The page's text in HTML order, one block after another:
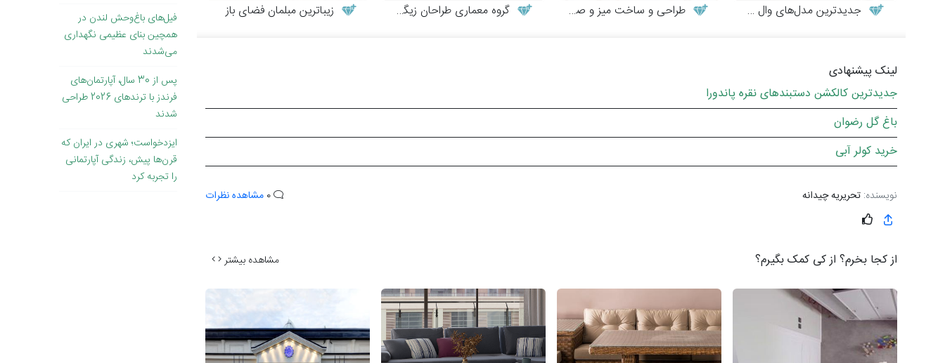
جدیدترین مدل‌های وال هنگ طراحی و ساخت میز و صندلی چوبی گروه معماری طراحان زیگورات زیباترین مبلمان فضای باز
لینک پیشنهادی
جدیدترین کالکشن دستبندهای نقره پاندورا
باغ گل رضوان
خرید کولر آبی
نویسنده: تحریریه چیدانه مشاهده نظرات
از کجا بخرم؟ از کی کمک بگیرم؟ مشاهده بیشتر
فیل‌های باغ‌وحش لندن در
همچین بنای عظیمی نگهداری
می‌شدند
پس از 30 سال، آپارتمان‌های
فرندز با ترندهای 2026 طراحی
شدند
ایزدخواست؛ شهری در ایران که
قرن‌ها پیش، زندگی آپارتمانی
را تجربه کرد